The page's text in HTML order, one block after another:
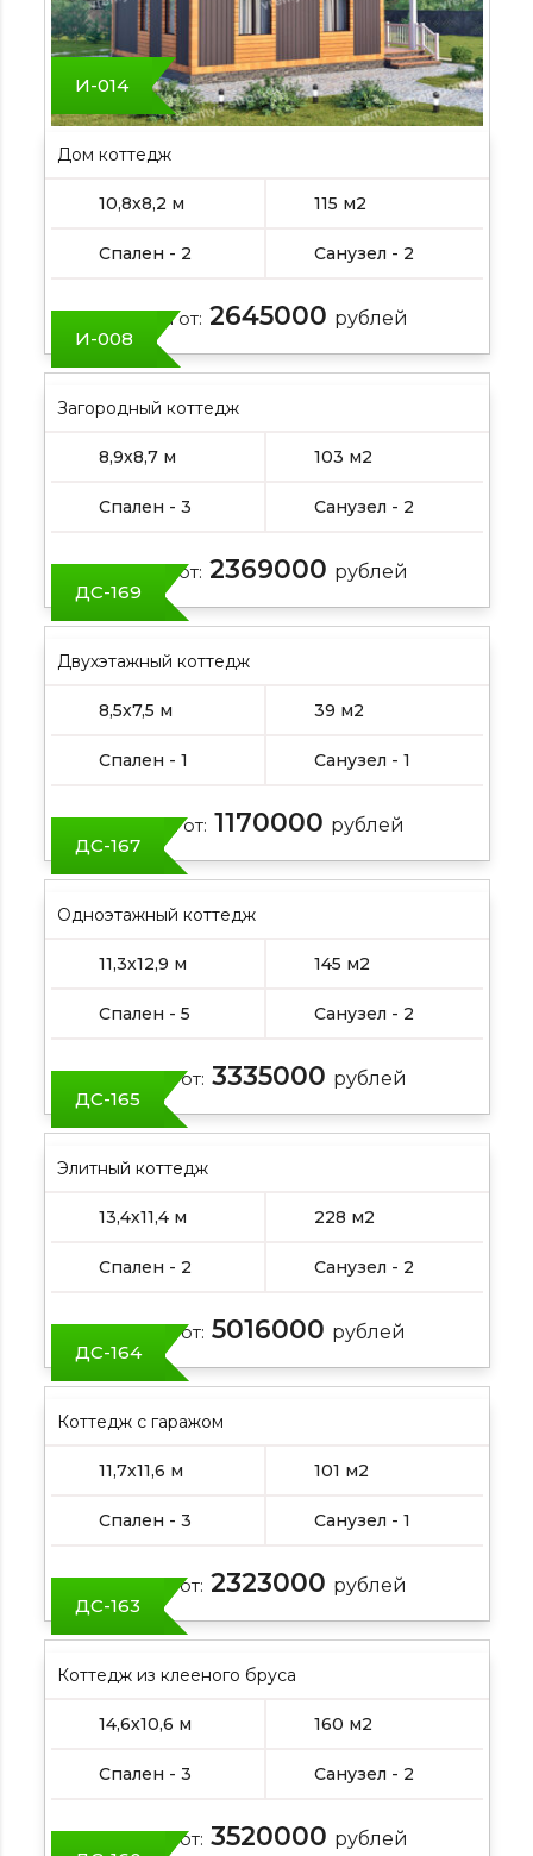
И-014
Дом коттедж
10,8х8,2 м 115 м2
Спален - 2 Санузел - 2
Цена от: 2645000 рублей
И-008
Загородный коттедж
8,9х8,7 м 103 м2
Спален - 3 Санузел - 2
Цена от: 2369000 рублей
ДС-169
Двухэтажный коттедж
8,5х7,5 м 39 м2
Спален - 1 Санузел - 1
Цена от: 1170000 рублей
ДС-167
Одноэтажный коттедж
11,3х12,9 м 145 м2
Спален - 5 Санузел - 2
Цена от: 3335000 рублей
ДС-165
Элитный коттедж
13,4х11,4 м 228 м2
Спален - 2 Санузел - 2
Цена от: 5016000 рублей
ДС-164
Коттедж с гаражом
11,7х11,6 м 101 м2
Спален - 3 Санузел - 1
Цена от: 2323000 рублей
ДС-163
Коттедж из клееного бруса
14,6х10,6 м 160 м2
Спален - 3 Санузел - 2
Цена от: 3520000 рублей